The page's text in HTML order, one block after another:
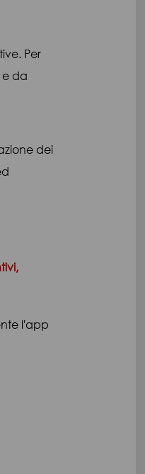
Per
e da
dei
l'app